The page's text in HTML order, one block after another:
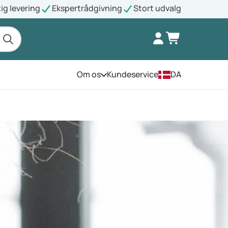
levering Ekspertrådgivning Stort udvalg
Om osÅbn menuen
Kundeservice DA